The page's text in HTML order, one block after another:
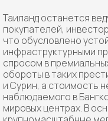
Таиланд останется
покупателей,
что обусловлено
инфраструктурными
спросом в
обороты в таких
и Сурин, а стоимость
наблюдаемого в
мировых центрах. В